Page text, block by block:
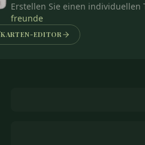
Erstellen Sie einen individuellen
freunde
KARTEN-EDITOR